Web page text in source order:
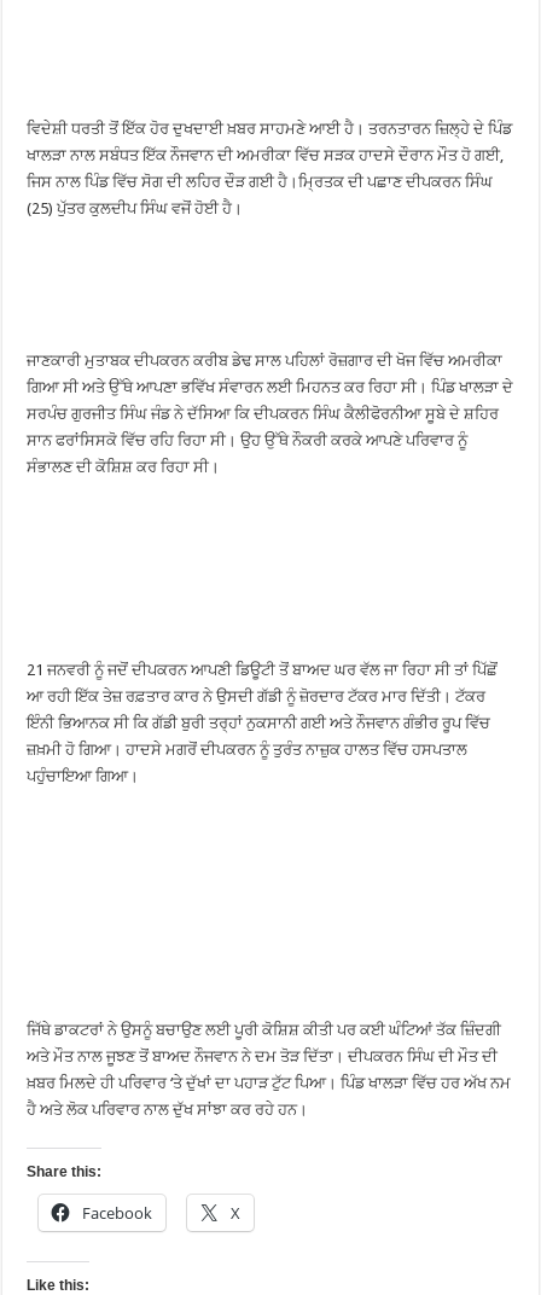
ਵਿਦੇਸ਼ੀ ਧਰਤੀ ਤੋਂ ਇੱਕ ਹੋਰ ਦੁਖਦਾਈ ਖ਼ਬਰ ਸਾਹਮਣੇ ਆਈ ਹੈ। ਤਰਨਤਾਰਨ ਜ਼ਿਲ੍ਹੇ ਦੇ ਪਿੰਡ
ਖਾਲੜਾ ਨਾਲ ਸਬੰਧਤ ਇੱਕ ਨੌਜਵਾਨ ਦੀ ਅਮਰੀਕਾ ਵਿੱਚ ਸੜਕ ਹਾਦਸੇ ਦੌਰਾਨ ਮੌਤ ਹੋ ਗਈ,
ਜਿਸ ਨਾਲ ਪਿੰਡ ਵਿੱਚ ਸੋਗ ਦੀ ਲਹਿਰ ਦੌੜ ਗਈ ਹੈ।ਮ੍ਰਿਤਕ ਦੀ ਪਛਾਣ ਦੀਪਕਰਨ ਸਿੰਘ
(25) ਪੁੱਤਰ ਕੁਲਦੀਪ ਸਿੰਘ ਵਜੋਂ ਹੋਈ ਹੈ।
ਜਾਣਕਾਰੀ ਮੁਤਾਬਕ ਦੀਪਕਰਨ ਕਰੀਬ ਡੇਢ ਸਾਲ ਪਹਿਲਾਂ ਰੋਜ਼ਗਾਰ ਦੀ ਖੋਜ ਵਿੱਚ ਅਮਰੀਕਾ
ਗਿਆ ਸੀ ਅਤੇ ਉੱਥੇ ਆਪਣਾ ਭਵਿੱਖ ਸੰਵਾਰਨ ਲਈ ਮਿਹਨਤ ਕਰ ਰਿਹਾ ਸੀ। ਪਿੰਡ ਖਾਲੜਾ ਦੇ
ਸਰਪੰਚ ਗੁਰਜੀਤ ਸਿੰਘ ਜੰਡ ਨੇ ਦੱਸਿਆ ਕਿ ਦੀਪਕਰਨ ਸਿੰਘ ਕੈਲੀਫੋਰਨੀਆ ਸੂਬੇ ਦੇ ਸ਼ਹਿਰ
ਸਾਨ ਫਰਾਂਸਿਸਕੋ ਵਿੱਚ ਰਹਿ ਰਿਹਾ ਸੀ। ਉਹ ਉੱਥੇ ਨੌਕਰੀ ਕਰਕੇ ਆਪਣੇ ਪਰਿਵਾਰ ਨੂੰ
ਸੰਭਾਲਣ ਦੀ ਕੋਸ਼ਿਸ਼ ਕਰ ਰਿਹਾ ਸੀ।
21 ਜਨਵਰੀ ਨੂੰ ਜਦੋਂ ਦੀਪਕਰਨ ਆਪਣੀ ਡਿਊਟੀ ਤੋਂ ਬਾਅਦ ਘਰ ਵੱਲ ਜਾ ਰਿਹਾ ਸੀ ਤਾਂ ਪਿੱਛੋਂ
ਆ ਰਹੀ ਇੱਕ ਤੇਜ਼ ਰਫ਼ਤਾਰ ਕਾਰ ਨੇ ਉਸਦੀ ਗੱਡੀ ਨੂੰ ਜ਼ੋਰਦਾਰ ਟੱਕਰ ਮਾਰ ਦਿੱਤੀ। ਟੱਕਰ
ਇੰਨੀ ਭਿਆਨਕ ਸੀ ਕਿ ਗੱਡੀ ਬੁਰੀ ਤਰ੍ਹਾਂ ਨੁਕਸਾਨੀ ਗਈ ਅਤੇ ਨੌਜਵਾਨ ਗੰਭੀਰ ਰੂਪ ਵਿੱਚ
ਜ਼ਖ਼ਮੀ ਹੋ ਗਿਆ। ਹਾਦਸੇ ਮਗਰੋਂ ਦੀਪਕਰਨ ਨੂੰ ਤੁਰੰਤ ਨਾਜ਼ੁਕ ਹਾਲਤ ਵਿੱਚ ਹਸਪਤਾਲ
ਪਹੁੰਚਾਇਆ ਗਿਆ।
ਜਿੱਥੇ ਡਾਕਟਰਾਂ ਨੇ ਉਸਨੂੰ ਬਚਾਉਣ ਲਈ ਪੂਰੀ ਕੋਸ਼ਿਸ਼ ਕੀਤੀ ਪਰ ਕਈ ਘੰਟਿਆਂ ਤੱਕ ਜ਼ਿੰਦਗੀ
ਅਤੇ ਮੌਤ ਨਾਲ ਜੂਝਣ ਤੋਂ ਬਾਅਦ ਨੌਜਵਾਨ ਨੇ ਦਮ ਤੋੜ ਦਿੱਤਾ। ਦੀਪਕਰਨ ਸਿੰਘ ਦੀ ਮੌਤ ਦੀ
ਖ਼ਬਰ ਮਿਲਦੇ ਹੀ ਪਰਿਵਾਰ ‘ਤੇ ਦੁੱਖਾਂ ਦਾ ਪਹਾੜ ਟੁੱਟ ਪਿਆ। ਪਿੰਡ ਖਾਲੜਾ ਵਿੱਚ ਹਰ ਅੱਖ ਨਮ
ਹੈ ਅਤੇ ਲੋਕ ਪਰਿਵਾਰ ਨਾਲ ਦੁੱਖ ਸਾਂਝਾ ਕਰ ਰਹੇ ਹਨ।
Share this:
Facebook X
Like this: